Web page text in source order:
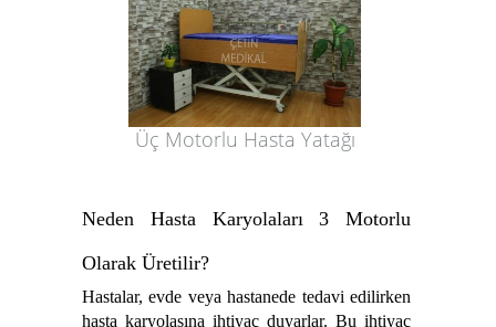
Üç Motorlu Hasta Yatağı
Neden Hasta Karyolaları 3 Motorlu
Olarak Üretilir?
Hastalar, evde veya hastanede tedavi edilirken
hasta karyolasına ihtiyaç duyarlar. Bu ihtiyaç